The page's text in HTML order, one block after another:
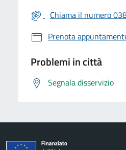
Chiama il numero
Prenota
Problemi in città
Segnala disservizio